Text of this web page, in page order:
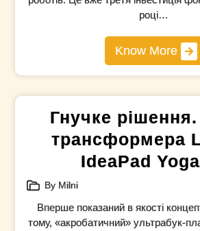
році…
Know More
Гнучке
трансформера
IdeaPad
By Milni
Вперше показаний в якості
тому, «акробатичний» ультрабук-